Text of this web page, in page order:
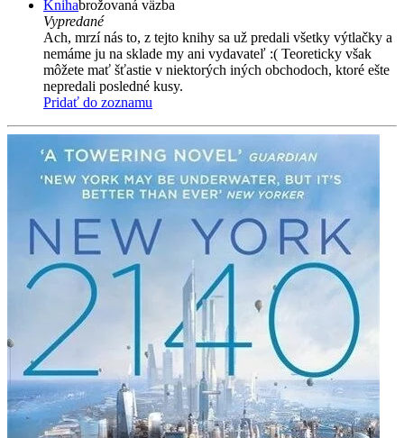
Knihabrožovaná väzba
Vypredané
Ach, mrzí nás to, z tejto knihy sa už predali všetky výtlačky a
nemáme ju na sklade my ani vydavateľ :( Teoreticky však
môžete mať šťastie v niektorých iných obchodoch, ktoré ešte
nepredali posledné kusy.
Pridať do zoznamu